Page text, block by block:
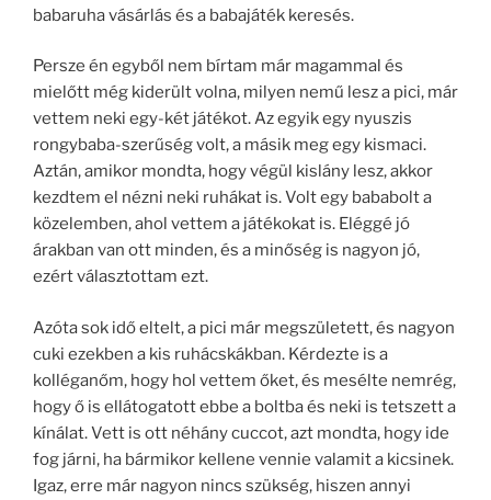
babaruha vásárlás és a babajáték keresés.
Persze én egyből nem bírtam már magammal és
mielőtt még kiderült volna, milyen nemű lesz a pici, már
vettem neki egy-két játékot. Az egyik egy nyuszis
rongybaba-szerűség volt, a másik meg egy kismaci.
Aztán, amikor mondta, hogy végül kislány lesz, akkor
kezdtem el nézni neki ruhákat is. Volt egy bababolt a
közelemben, ahol vettem a játékokat is. Eléggé jó
árakban van ott minden, és a minőség is nagyon jó,
ezért választottam ezt.
Azóta sok idő eltelt, a pici már megszületett, és nagyon
cuki ezekben a kis ruhácskákban. Kérdezte is a
kolléganőm, hogy hol vettem őket, és mesélte nemrég,
hogy ő is ellátogatott ebbe a boltba és neki is tetszett a
kínálat. Vett is ott néhány cuccot, azt mondta, hogy ide
fog járni, ha bármikor kellene vennie valamit a kicsinek.
Igaz, erre már nagyon nincs szükség, hiszen annyi